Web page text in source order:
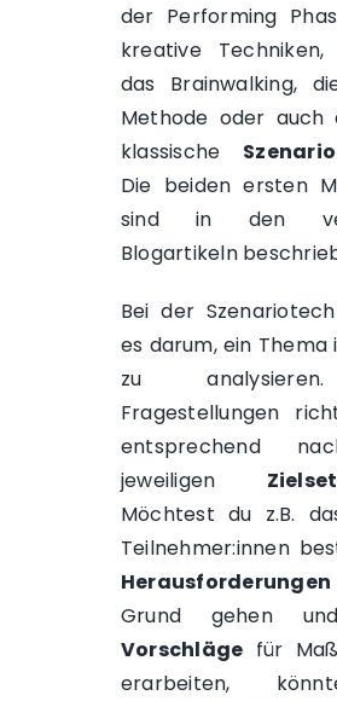
der Performing
kreative Techniken,
das Brainwalking,
Methode oder auch
klassische
Die beiden ersten
sind in den
Blogartikeln
Bei der
es darum, ein Thema
zu
Fragestellungen
entsprechend
jeweiligen
Möchtest du z.B.
Teilnehmer:innen
Herausforderungen
Grund gehen
Vorschläge für
erarbeiten,